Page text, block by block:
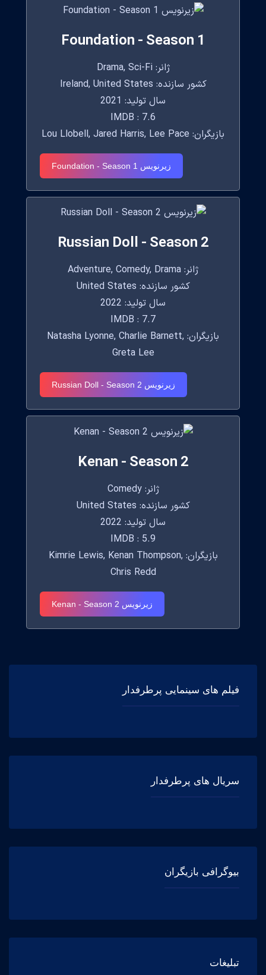
فیلم های سینمایی پرطرفدار
سریال های پرطرفدار
بیوگرافی بازیگران
تبلیغات
Foundation - Season 1
ژانر: Drama, Sci-Fi
کشور سازنده: Ireland, United States
سال تولید: 2021
IMDB : 7.6
بازیگران: Lou Llobell, Jared Harris, Lee Pace
زیرنویس Foundation - Season 1
Russian Doll - Season 2
ژانر: Adventure, Comedy, Drama
کشور سازنده: United States
سال تولید: 2022
IMDB : 7.7
بازیگران: Natasha Lyonne, Charlie Barnett,
Greta Lee
زیرنویس Russian Doll - Season 2
Kenan - Season 2
ژانر: Comedy
کشور سازنده: United States
سال تولید: 2022
IMDB : 5.9
بازیگران: Kimrie Lewis, Kenan Thompson,
Chris Redd
زیرنویس Kenan - Season 2